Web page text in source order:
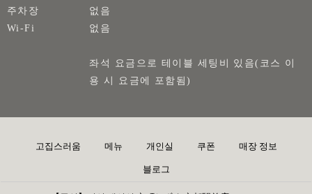
주차장
없음
Wi-Fi
없음
좌석 요금으로 테이블 세팅비 있음(코스 이
용 시 요금에 포함됨)
고집스러움 메뉴 개인실 쿠폰 매장 정보
블로그